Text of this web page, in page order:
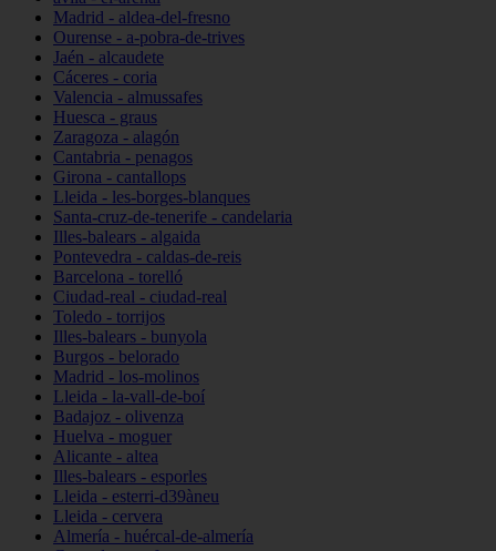
Madrid - aldea-del-fresno
Ourense - a-pobra-de-trives
Jaén - alcaudete
Cáceres - coria
Valencia - almussafes
Huesca - graus
Zaragoza - alagón
Cantabria - penagos
Girona - cantallops
Lleida - les-borges-blanques
Santa-cruz-de-tenerife - candelaria
Illes-balears - algaida
Pontevedra - caldas-de-reis
Barcelona - torelló
Ciudad-real - ciudad-real
Toledo - torrijos
Illes-balears - bunyola
Burgos - belorado
Madrid - los-molinos
Lleida - la-vall-de-boí
Badajoz - olivenza
Huelva - moguer
Alicante - altea
Illes-balears - esporles
Lleida - esterri-d39àneu
Lleida - cervera
Almería - huércal-de-almería